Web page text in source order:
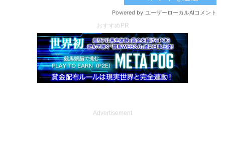
おすすめPR
Advertisement